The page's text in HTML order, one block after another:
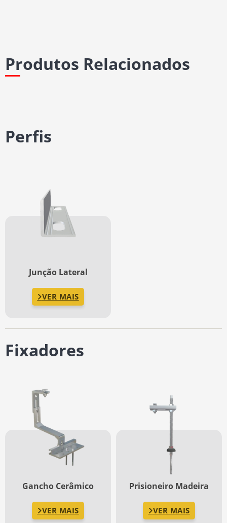
Produtos Relacionados
Perfis
Junção Lateral
VER MAIS
Fixadores
Gancho Cerâmico
VER MAIS
Prisioneiro Madeira
VER MAIS